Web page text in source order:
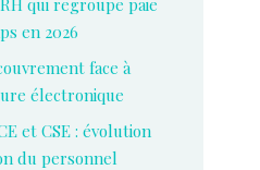
qui regroupe paie
en 2026
face à
électronique
et CSE : évolution
du personnel